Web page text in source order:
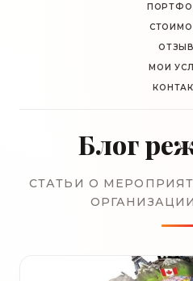
МОИ
Блог
СТАТЬИ О